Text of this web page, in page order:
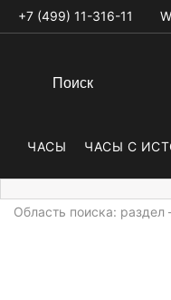
+7 (499) 11-316-11
ЧАСЫ ЧАСЫ С
Область поиска: